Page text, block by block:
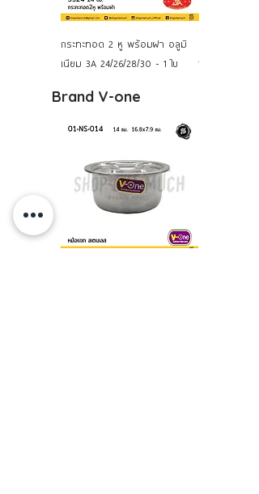
กระทะทอด 2 หู พร้อมฝา อลูมิ
เนียม 3A 24/26/28/30 - 1 ใบ
16/18/20/22/
Brand V-one